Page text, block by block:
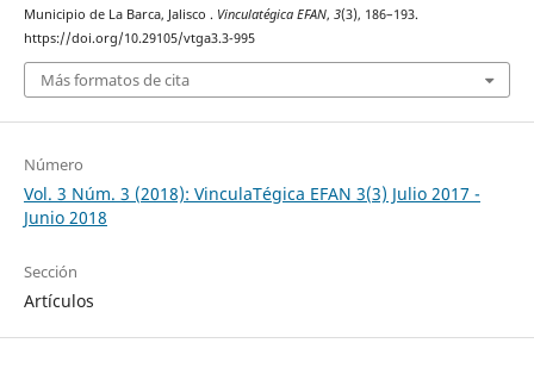
Municipio de La Barca, Jalisco . Vinculatégica EFAN, 3(3), 186–193.
https://doi.org/10.29105/vtga3.3-995
Más formatos de cita
Número
Vol. 3 Núm. 3 (2018): VinculaTégica EFAN 3(3) Julio 2017 -
Junio 2018
Sección
Artículos